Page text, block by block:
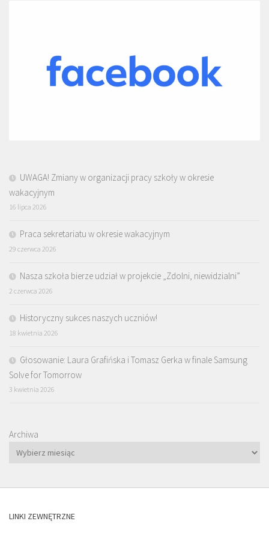
UWAGA! Zmiany w organizacji pracy szkoły w okresie
wakacyjnym
16 lipca 2026
Praca sekretariatu w okresie wakacyjnym
29 czerwca 2026
Nasza szkoła bierze udział w projekcie „Zdolni, niewidzialni”
2 czerwca 2026
Historyczny sukces naszych uczniów!
18 kwietnia 2026
Głosowanie: Laura Grafińska i Tomasz Gerka w finale Samsung
Solve for Tomorrow
3 kwietnia 2026
Archiwa
LINKI ZEWNĘTRZNE